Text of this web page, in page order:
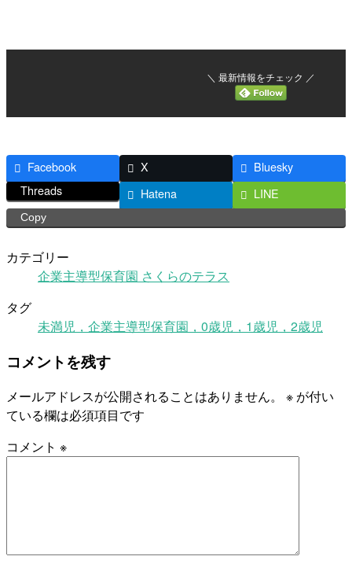
＼ 最新情報をチェック ／
Facebook X
Bluesky
Threads
Hatena LINE
Copy
カテゴリー
企業主導型保育園 さくらのテラス
タグ
未満児，企業主導型保育園，0歳児，1歳児，2歳児
コメントを残す
メールアドレスが公開されることはありません。 ※ が付い
ている欄は必須項目です
コメント ※